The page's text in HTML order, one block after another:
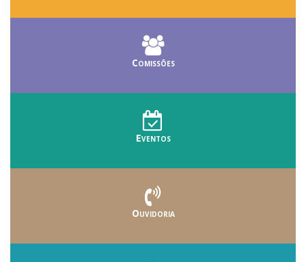
Comissões
Eventos
Ouvidoria